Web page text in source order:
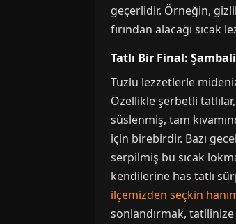
geçerlidir. Örneğin,
fırından alacağı sıcak
Tatlı Bir Final:
Tuzlu lezzetlerle
Özellikle şerbetli tatlılar,
süslenmiş, tam
için birebirdir. Bazı
serpilmiş bu sıcak
kendilerine has tatlı
ilçemizden seçkin
sonlandırmak, tatilinize